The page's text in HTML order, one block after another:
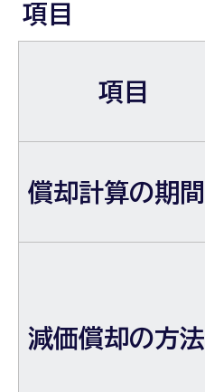
項目
項目
償却計算の期間
減価償却の方法